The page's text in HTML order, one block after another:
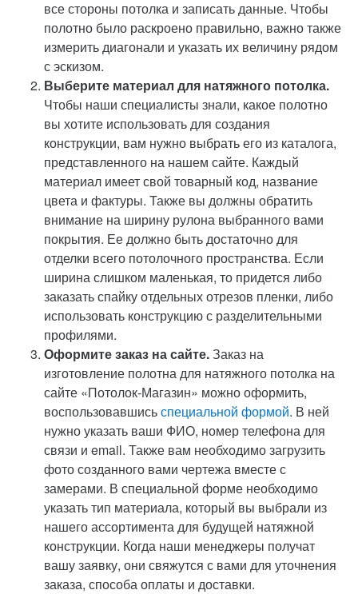
все стороны потолка и записать данные. Чтобы
полотно было раскроено правильно, важно также
измерить диагонали и указать их величину рядом
с эскизом.
Выберите материал для натяжного потолка.
Чтобы наши специалисты знали, какое полотно
вы хотите использовать для создания
конструкции, вам нужно выбрать его из каталога,
представленного на нашем сайте. Каждый
материал имеет свой товарный код, название
цвета и фактуры. Также вы должны обратить
внимание на ширину рулона выбранного вами
покрытия. Ее должно быть достаточно для
отделки всего потолочного пространства. Если
ширина слишком маленькая, то придется либо
заказать спайку отдельных отрезов пленки, либо
использовать конструкцию с разделительными
профилями.
Оформите заказ на сайте.Заказ на
изготовление полотна для натяжного потолка на
сайте «Потолок-Магазин» можно оформить,
воспользовавшисьспециальной формой. В ней
нужно указать ваши ФИО, номер телефона для
связи и email. Также вам необходимо загрузить
фото созданного вами чертежа вместе с
замерами. В специальной форме необходимо
указать тип материала, который вы выбрали из
нашего ассортимента для будущей натяжной
конструкции. Когда наши менеджеры получат
вашу заявку, они свяжутся с вами для уточнения
заказа, способа оплаты и доставки.